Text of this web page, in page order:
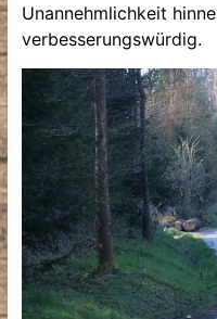
Unannehmlichkeit
verbesserungswürdig.